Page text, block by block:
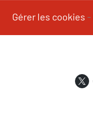
Gérer les cookies -